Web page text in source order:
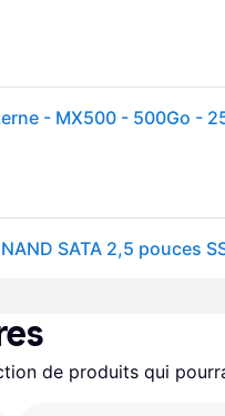
de produits qui